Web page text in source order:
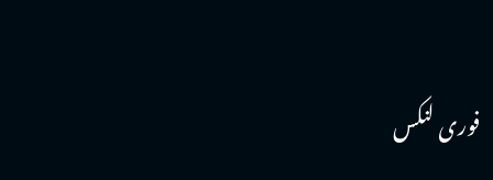
فوری لنکس